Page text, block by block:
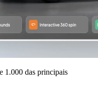
1.000 das principais